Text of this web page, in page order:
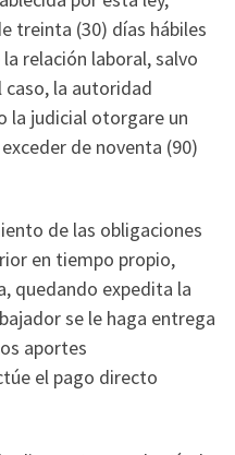
treinta (30) días hábiles
relación laboral, salvo
caso, la autoridad
la judicial otorgare un
de noventa (90)
de las obligaciones
en tiempo propio,
quedando expedita la
se le haga entrega
aportes
el pago directo